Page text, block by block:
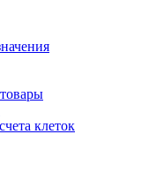
клеток